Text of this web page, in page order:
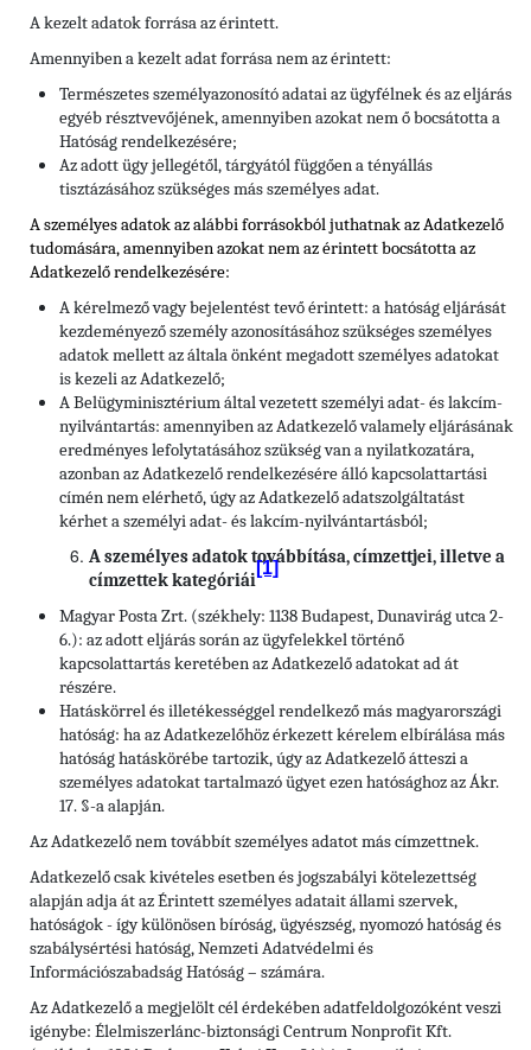
A kezelt adatok forrása az érintett.
Amennyiben a kezelt adat forrása nem az érintett:
Természetes személyazonosító adatai az ügyfélnek és az eljárás
egyéb résztvevőjének, amennyiben azokat nem ő bocsátotta a
Hatóság rendelkezésére;
Az adott ügy jellegétől, tárgyától függően a tényállás
tisztázásához szükséges más személyes adat.
A személyes adatok az alábbi forrásokból juthatnak az Adatkezelő
tudomására, amennyiben azokat nem az érintett bocsátotta az
Adatkezelő rendelkezésére:
A kérelmező vagy bejelentést tevő érintett: a hatóság eljárását
kezdeményező személy azonosításához szükséges személyes
adatok mellett az általa önként megadott személyes adatokat
is kezeli az Adatkezelő;
A Belügyminisztérium által vezetett személyi adat- és lakcím-
nyilvántartás: amennyiben az Adatkezelő valamely eljárásának
eredményes lefolytatásához szükség van a nyilatkozatára,
azonban az Adatkezelő rendelkezésére álló kapcsolattartási
címén nem elérhető, úgy az Adatkezelő adatszolgáltatást
kérhet a személyi adat- és lakcím-nyilvántartásból;
A személyes adatok továbbítása, címzettjei, illetve a
címzettek kategóriái
[1]
Magyar Posta Zrt. (székhely: 1138 Budapest, Dunavirág utca 2-
6.): az adott eljárás során az ügyfelekkel történő
kapcsolattartás keretében az Adatkezelő adatokat ad át
részére.
Hatáskörrel és illetékességgel rendelkező más magyarországi
hatóság: ha az Adatkezelőhöz érkezett kérelem elbírálása más
hatóság hatáskörébe tartozik, úgy az Adatkezelő átteszi a
személyes adatokat tartalmazó ügyet ezen hatósághoz az Ákr.
17. §-a alapján.
Az Adatkezelő nem továbbít személyes adatot más címzettnek.
Adatkezelő csak kivételes esetben és jogszabályi kötelezettség
alapján adja át az Érintett személyes adatait állami szervek,
hatóságok - így különösen bíróság, ügyészség, nyomozó hatóság és
szabálysértési hatóság, Nemzeti Adatvédelmi és
Információszabadság Hatóság – számára.
Az Adatkezelő a megjelölt cél érdekében adatfeldolgozóként veszi
igénybe: Élelmiszerlánc-biztonsági Centrum Nonprofit Kft.